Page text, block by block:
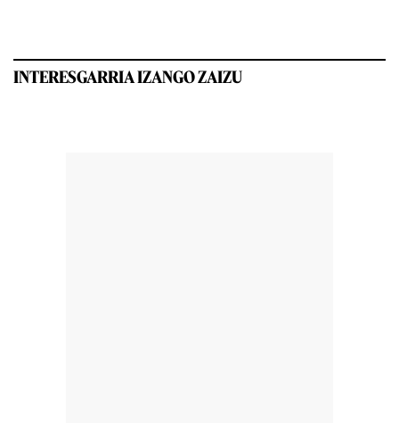
INTERESGARRIA IZANGO ZAIZU